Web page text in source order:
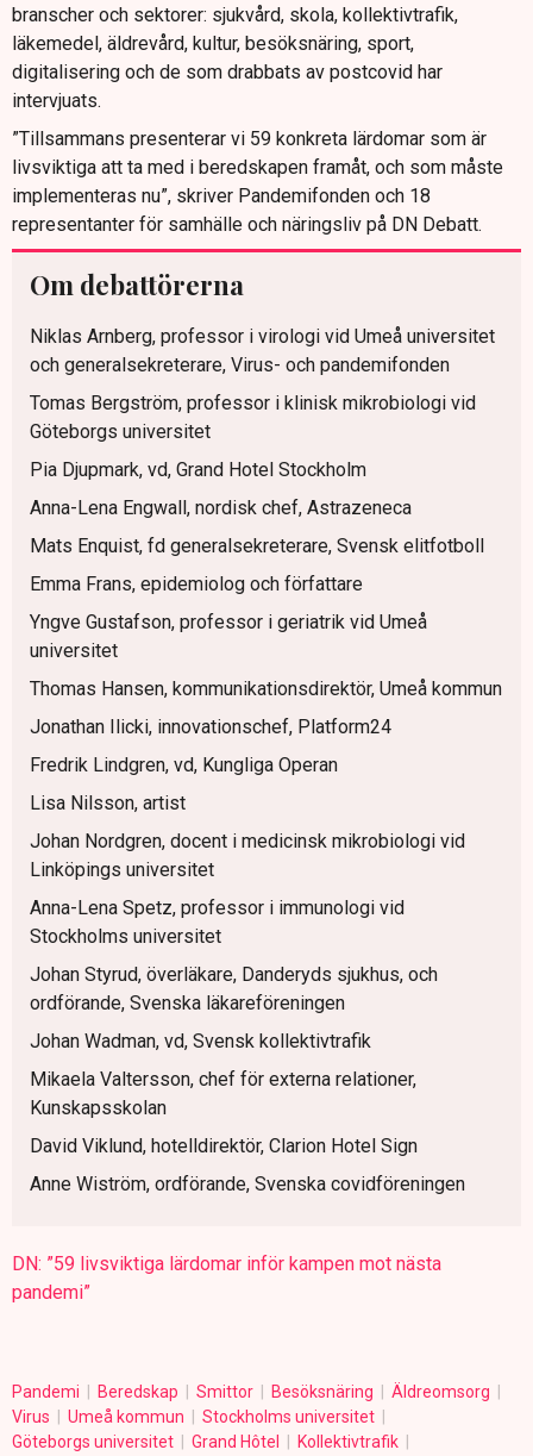
branscher och sektorer: sjukvård, skola, kollektivtrafik,
läkemedel, äldrevård, kultur, besöksnäring, sport,
digitalisering och de som drabbats av postcovid har
intervjuats.
”Tillsammans presenterar vi 59 konkreta lärdomar som är
livsviktiga att ta med i beredskapen framåt, och som måste
implementeras nu”, skriver Pandemifonden och 18
representanter för samhälle och näringsliv på DN Debatt.
Om debattörerna
Niklas Arnberg, professor i virologi vid Umeå universitet
och generalsekreterare, Virus- och pandemifonden
Tomas Bergström, professor i klinisk mikrobiologi vid
Göteborgs universitet
Pia Djupmark, vd, Grand Hotel Stockholm
Anna-Lena Engwall, nordisk chef, Astrazeneca
Mats Enquist, fd generalsekreterare, Svensk elitfotboll
Emma Frans, epidemiolog och författare
Yngve Gustafson, professor i geriatrik vid Umeå
universitet
Thomas Hansen, kommunikationsdirektör, Umeå kommun
Jonathan Ilicki, innovationschef, Platform24
Fredrik Lindgren, vd, Kungliga Operan
Lisa Nilsson, artist
Johan Nordgren, docent i medicinsk mikrobiologi vid
Linköpings universitet
Anna-Lena Spetz, professor i immunologi vid
Stockholms universitet
Johan Styrud, överläkare, Danderyds sjukhus, och
ordförande, Svenska läkareföreningen
Johan Wadman, vd, Svensk kollektivtrafik
Mikaela Valtersson, chef för externa relationer,
Kunskapsskolan
David Viklund, hotelldirektör, Clarion Hotel Sign
Anne Wiström, ordförande, Svenska covidföreningen
DN: ”59 livsviktiga lärdomar inför kampen mot nästa
pandemi”
Pandemi Beredskap Smittor Besöksnäring
Äldreomsorg
Virus
Umeå kommun
Stockholms universitet
Göteborgs universitet
Grand Hôtel
Kollektivtrafik